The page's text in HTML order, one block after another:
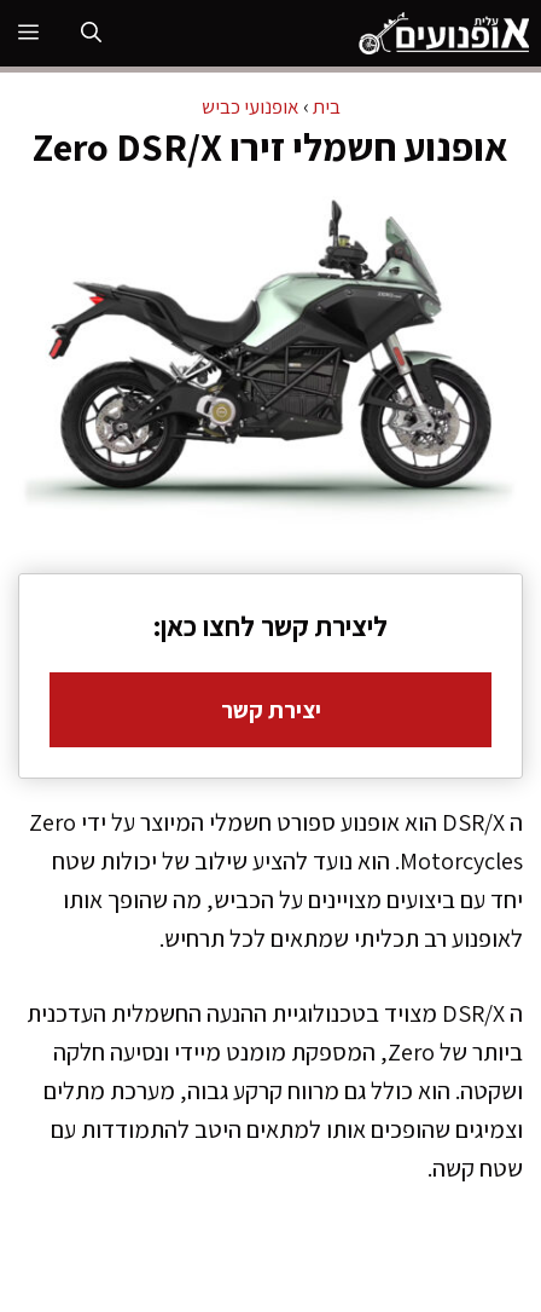
לדלג
לתוכן
בית› אופנועי כביש
אופנוע חשמלי זירו Zero DSR/X
ליצירת קשר לחצו כאן:
יצירת קשר
ה DSR/X הוא אופנוע ספורט חשמלי המיוצר על ידי Zero
Motorcycles. הוא נועד להציע שילוב של יכולות שטח
יחד עם ביצועים מצויינים על הכביש, מה שהופך אותו
לאופנוע רב תכליתי שמתאים לכל תרחיש.
ה DSR/X מצויד בטכנולוגיית ההנעה החשמלית העדכנית
ביותר של Zero, המספקת מומנט מיידי ונסיעה חלקה
ושקטה. הוא כולל גם מרווח קרקע גבוה, מערכת מתלים
וצמיגים שהופכים אותו למתאים היטב להתמודדות עם
שטח קשה.